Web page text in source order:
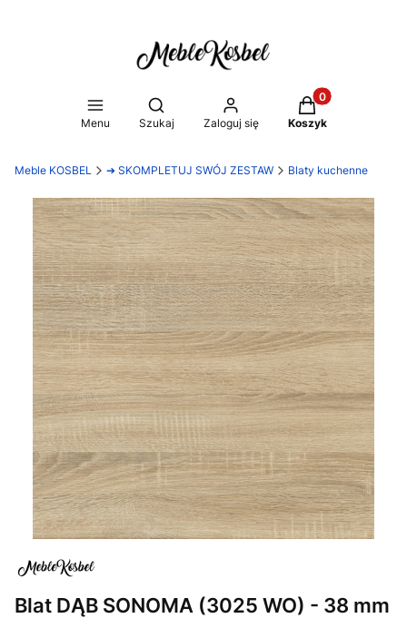
Menu
Otwórz wyszukiwarkę
Szukaj Zaloguj się
Produkty w
Koszyk
Meble KOSBEL ➔ SKOMPLETUJ SWÓJ ZESTAW Blaty kuchenne
Blat DĄB SONOMA (3025 WO) - 38 mm